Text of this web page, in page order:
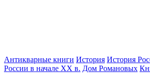
Антикварные книги История История
России в начале XX в. Дом Романовых